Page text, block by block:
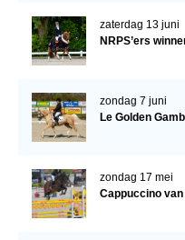
Inloggen
CONTACT
REGIO'S
Regio Noord
Regio Midden
zaterdag 13 juni
NRPS’ers
zondag 7 juni
Le Golden
zondag 17 mei
Cappuccino